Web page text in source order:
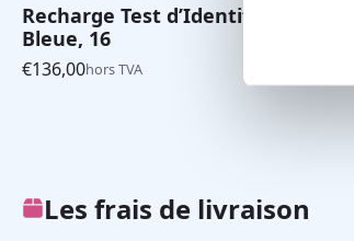
Recharge Test d’Identification
Bleue, 16
€136,00hors TVA
Les frais de livraison